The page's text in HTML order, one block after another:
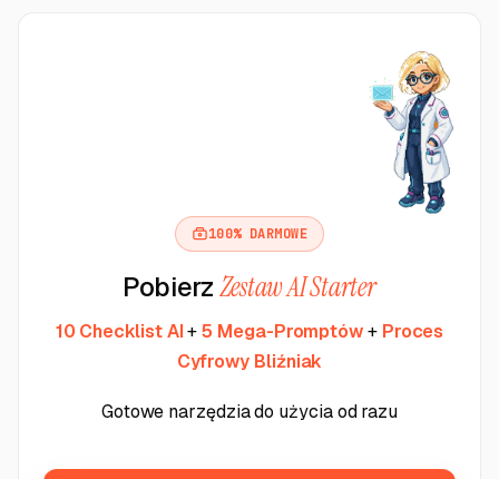
100% DARMOWE
PobierzZestaw AI Starter
10 Checklist AI+5 Mega-Promptów+ Proces
Cyfrowy Bliźniak
Gotowe narzędzia do użycia od razu